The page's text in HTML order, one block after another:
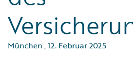
München ,12. Februar 2025